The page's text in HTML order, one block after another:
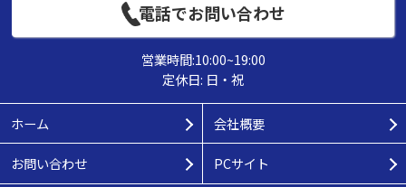
電話でお問い合わせ
営業時間:10:00~19:00
定休日: 日・祝
ホーム 会社概要
お問い合わせ PCサイト